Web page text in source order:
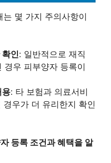
몇 가지 주의사항이
인: 일반적으로 재직
경우 피부양자 등록이
용: 타 보험과 의료서비
우가 더 유리한지 확인
등록 조건과 혜택을 알